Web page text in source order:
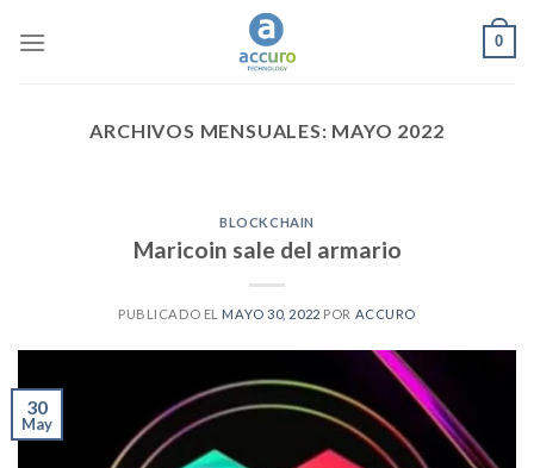
0
ARCHIVOS MENSUALES: MAYO 2022
BLOCKCHAIN
Maricoin sale del armario
PUBLICADO EL MAYO 30, 2022 POR ACCURO
30
May